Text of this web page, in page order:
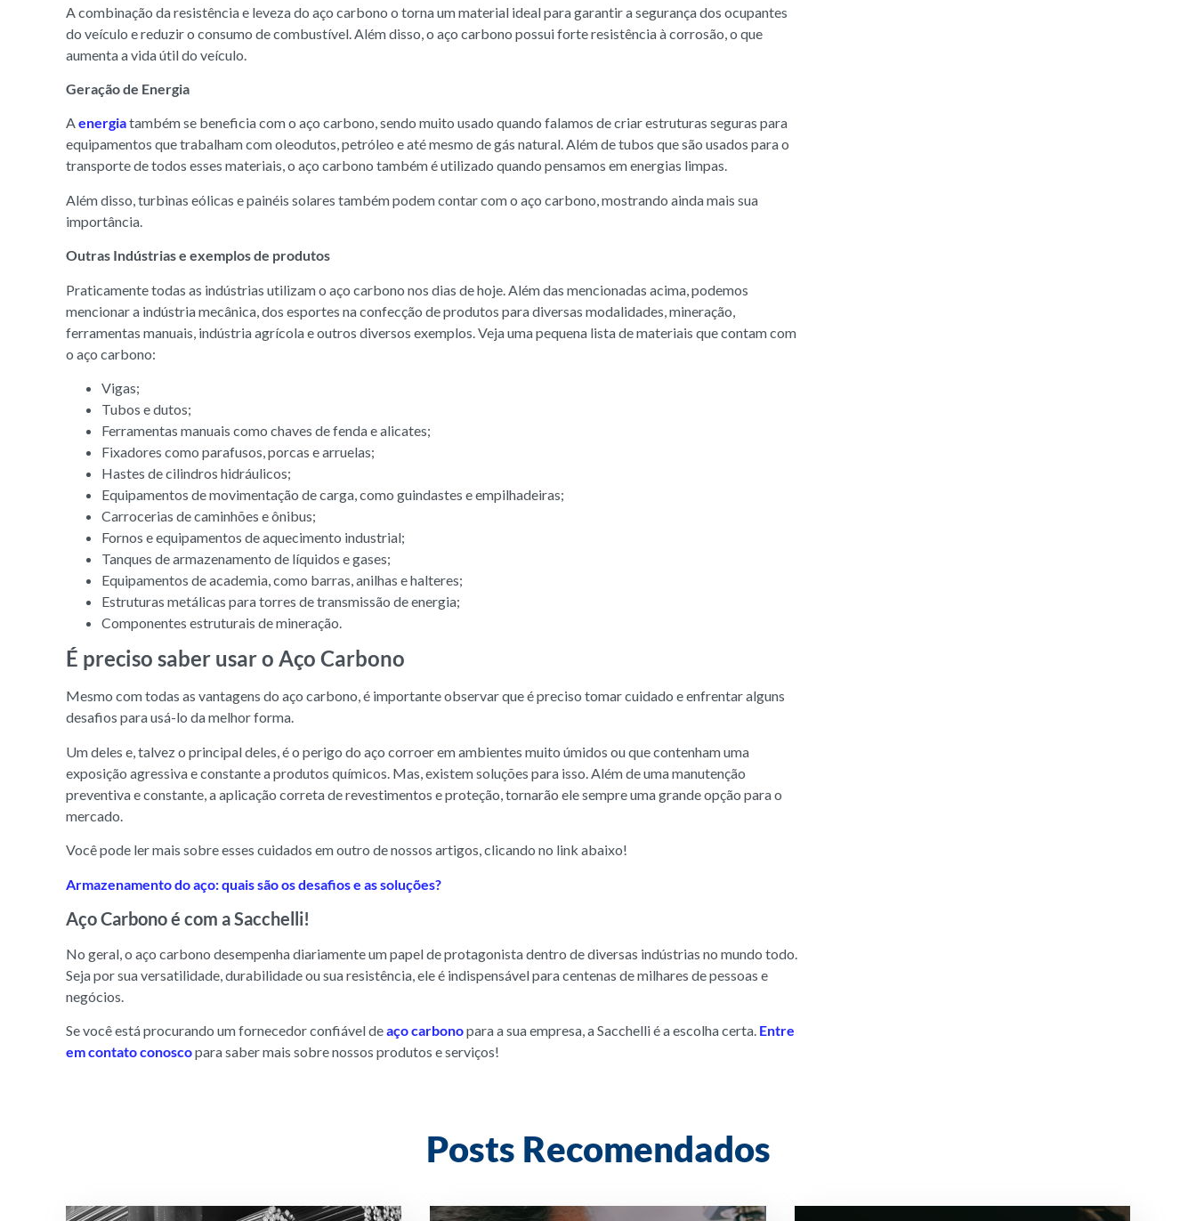
A combinação da resistência e leveza do aço carbono o torna um material ideal para garantir a segurança dos ocupantes
do veículo e reduzir o consumo de combustível. Além disso, o aço carbono possui forte resistência à corrosão, o que
aumenta a vida útil do veículo.
Geração de Energia
Aenergiatambém se beneficia com o aço carbono, sendo muito usado quando falamos de criar estruturas seguras para
equipamentos que trabalham com oleodutos, petróleo e até mesmo de gás natural. Além de tubos que são usados para o
transporte de todos esses materiais, o aço carbono também é utilizado quando pensamos em energias limpas.
Além disso, turbinas eólicas e painéis solares também podem contar com o aço carbono, mostrando ainda mais sua
importância.
Outras Indústrias e exemplos de produtos
Praticamente todas as indústrias utilizam o aço carbono nos dias de hoje. Além das mencionadas acima, podemos
mencionar a indústria mecânica, dos esportes na confecção de produtos para diversas modalidades, mineração,
ferramentas manuais, indústria agrícola e outros diversos exemplos. Veja uma pequena lista de materiais que contam com
o aço carbono:
Vigas;
Tubos e dutos;
Ferramentas manuais como chaves de fenda e alicates;
Fixadores como parafusos, porcas e arruelas;
Hastes de cilindros hidráulicos;
Equipamentos de movimentação de carga, como guindastes e empilhadeiras;
Carrocerias de caminhões e ônibus;
Fornos e equipamentos de aquecimento industrial;
Tanques de armazenamento de líquidos e gases;
Equipamentos de academia, como barras, anilhas e halteres;
Estruturas metálicas para torres de transmissão de energia;
Componentes estruturais de mineração.
É preciso saber usar o Aço Carbono
Mesmo com todas as vantagens do aço carbono, é importante observar que é preciso tomar cuidado e enfrentar alguns
desafios para usá-lo da melhor forma.
Um deles e, talvez o principal deles, é o perigo do aço corroer em ambientes muito úmidos ou que contenham uma
exposição agressiva e constante a produtos químicos. Mas, existem soluções para isso. Além de uma manutenção
preventiva e constante, a aplicação correta de revestimentos e proteção, tornarão ele sempre uma grande opção para o
mercado.
Você pode ler mais sobre esses cuidados em outro de nossos artigos, clicando no link abaixo!
Armazenamento do aço: quais são os desafios e as soluções?
Aço Carbono é com a Sacchelli!
No geral, o aço carbono desempenha diariamente um papel de protagonista dentro de diversas indústrias no mundo todo.
Seja por sua versatilidade, durabilidade ou sua resistência, ele é indispensável para centenas de milhares de pessoas e
negócios.
Se você está procurando um fornecedor confiável deaço carbonopara a sua empresa, a Sacchelli é a escolha certa. Entre
em contato conoscopara saber mais sobre nossos produtos e serviços!
Posts Recomendados